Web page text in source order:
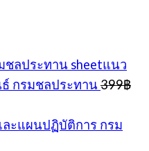
sheetแนว
กรมชลประทาน 399฿